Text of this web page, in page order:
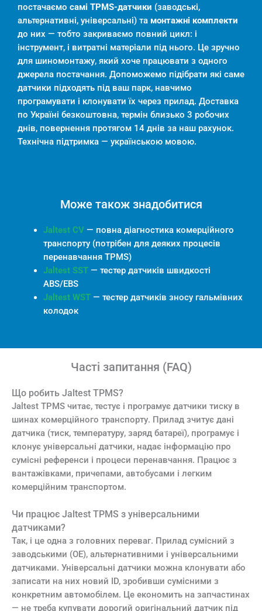
постачаємо самі TPMS-датчики (заводські,
альтернативні, універсальні) та монтажні комплекти
до них — тобто закриваємо повний цикл: і
інструмент, і витратні матеріали під нього. Це зручно
для шиномонтажу, який хоче працювати з одного
джерела постачання. Допоможемо підібрати які саме
датчики підходять під ваш парк, навчимо
програмувати і клонувати їх через прилад. Доставка
по Україні безкоштовна, термін близько 3 робочих
днів, повернення протягом 14 днів за наш рахунок.
Технічна підтримка — українською мовою.
Може також знадобитися
Jaltest CV— повна діагностика комерційного
транспорту (потрібен для деяких процесів
перенавчання TPMS)
Jaltest SST— тестер датчиків швидкості
ABS/EBS
Jaltest WST— тестер датчиків зносу гальмівних
колодок
Часті запитання (FAQ)
Що робить Jaltest TPMS?
Jaltest TPMS читає, тестує і програмує датчики тиску в
шинах комерційного транспорту. Прилад зчитує дані
датчика (тиск, температуру, заряд батареї), програмує і
клонує універсальні датчики, надає інформацію про
сумісні референси і процеси перенавчання. Працює з
вантажівками, причепами, автобусами і легким
комерційним транспортом.
Чи працює Jaltest TPMS з універсальними
датчиками?
Так, і це одна з головних переваг. Прилад сумісний з
заводськими (OE), альтернативними і універсальними
датчиками. Універсальні датчики можна клонувати або
записати на них новий ID, зробивши сумісними з
конкретним автомобілем. Це економить на запчастинах
— не треба купувати дорогий оригінальний датчик під